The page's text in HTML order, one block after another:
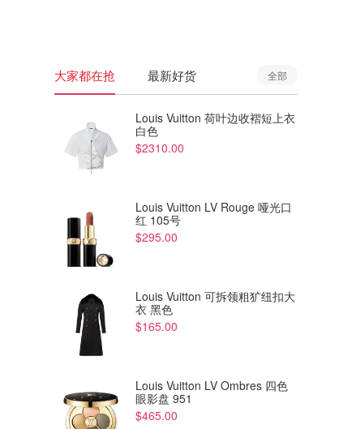
$480.00
The North Face Nuptse 短款
$144.20
大家都在抢 最新好货 全部
Louis Vuitton 荷叶边收褶短上衣
白色
$2310.00
Louis Vuitton LV Rouge 哑光口
红 105号
$295.00
Louis Vuitton 可拆领粗犷纽扣大
衣 黑色
$165.00
Louis Vuitton LV Ombres 四色
眼影盘 951
$465.00